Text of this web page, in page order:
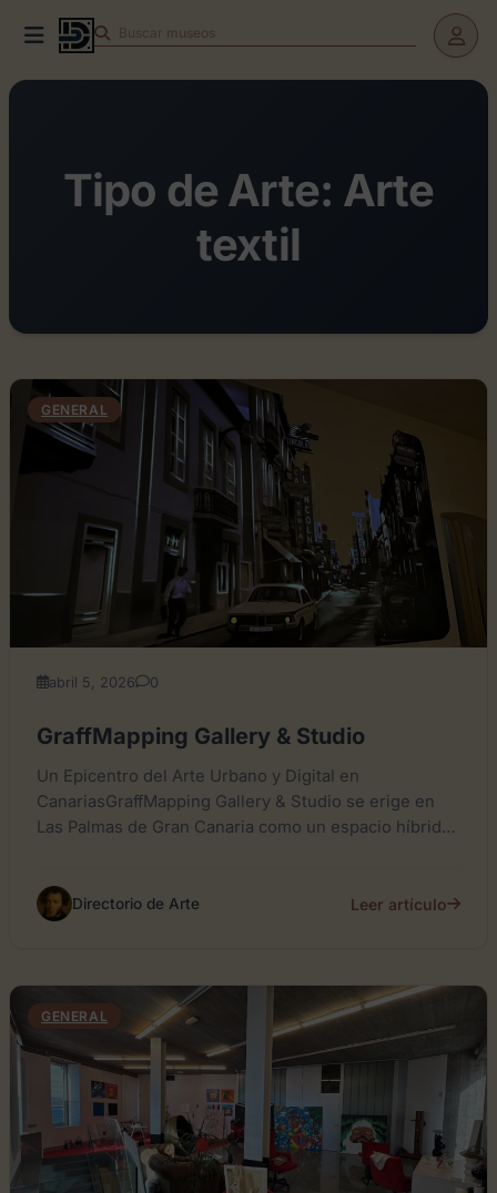
Buscar teatros
Tipo de Arte: Arte
textil
GENERAL
abril 5, 2026 0
GraffMapping Gallery & Studio
Un Epicentro del Arte Urbano y Digital en
CanariasGraffMapping Gallery & Studio se erige en
Las Palmas de Gran Canaria como un espacio híbrido
Directorio de Arte Leer artículo
GENERAL